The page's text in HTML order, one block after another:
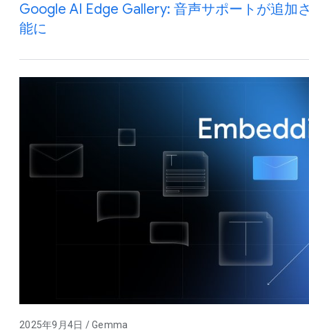
Google AI Edge Gallery: 音声サポートが追加
能に
2025年9月4日 / Gemma